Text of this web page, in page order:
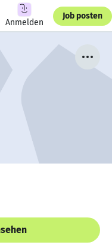
Anmelden
Job posten